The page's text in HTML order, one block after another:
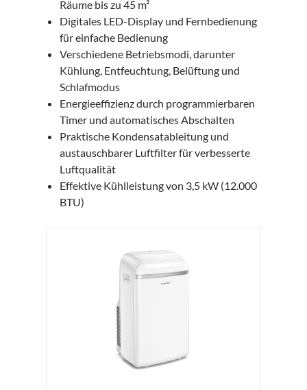
Räume bis zu 45 m²
Digitales LED-Display und Fernbedienung
für einfache Bedienung
Verschiedene Betriebsmodi, darunter
Kühlung, Entfeuchtung, Belüftung und
Schlafmodus
Energieeffizienz durch programmierbaren
Timer und automatisches Abschalten
Praktische Kondensatableitung und
austauschbarer Luftfilter für verbesserte
Luftqualität
Effektive Kühlleistung von 3,5 kW (12.000
BTU)